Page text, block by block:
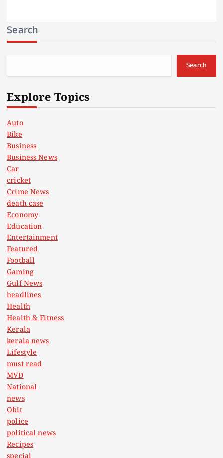
Search
Search
Explore Topics
Auto
Bike
Business
Business News
Car
cricket
Crime News
death case
Economy
Education
Entertainment
Featured
Football
Gaming
Gulf News
headlines
Health
Health & Fitness
Kerala
kerala news
Lifestyle
must read
MVD
National
news
Obit
police
political news
Recipes
special